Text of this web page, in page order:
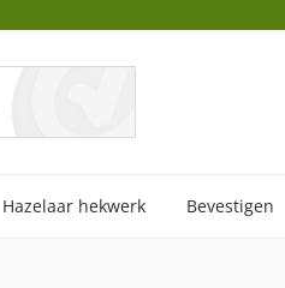
Hazelaar hekwerk Bevestigen